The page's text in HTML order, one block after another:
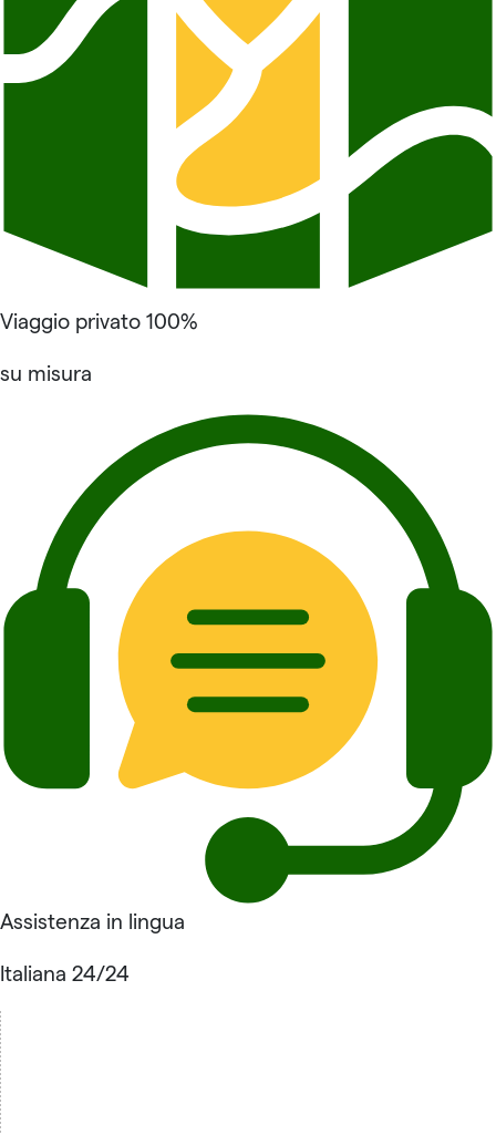
Viaggio privato 100%
su misura
Assistenza in lingua
Italiana 24/24